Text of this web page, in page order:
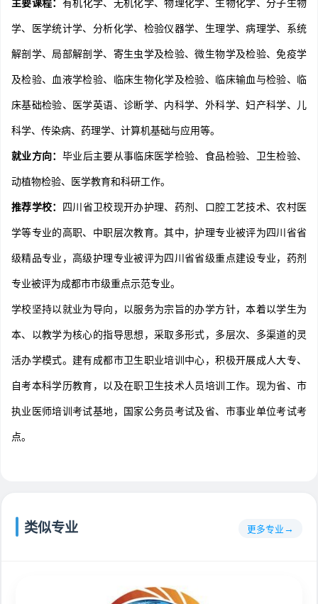
主要课程： 有机化学、无机化学、物理化学、生物化学、分子生物
学、医学统计学、分析化学、检验仪器学、生理学、病理学、系统
解剖学、局部解剖学、寄生虫学及检验、微生物学及检验、免疫学
及检验、血液学检验、临床生物化学及检验、临床输血与检验、临
床基础检验、医学英语、诊断学、内科学、外科学、妇产科学、儿
科学、传染病、药理学、计算机基础与应用等。
就业方向： 毕业后主要从事临床医学检验、食品检验、卫生检验、
动植物检验、医学教育和科研工作。
推荐学校： 四川省卫校现开办护理、药剂、口腔工艺技术、农村医
学等专业的高职、中职层次教育。其中，护理专业被评为四川省省
级精品专业，高级护理专业被评为四川省省级重点建设专业，药剂
专业被评为成都市市级重点示范专业。
学校坚持以就业为导向，以服务为宗旨的办学方针，本着以学生为
本、以教学为核心的指导思想，采取多形式，多层次、多渠道的灵
活办学模式。建有成都市卫生职业培训中心，积极开展成人大专、
自考本科学历教育，以及在职卫生技术人员培训工作。现为省、市
执业医师培训考试基地，国家公务员考试及省、市事业单位考试考
点。
类似专业 更多专业